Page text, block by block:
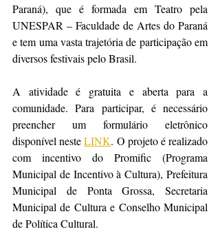
Paraná), que é formada em Teatro pela
UNESPAR – Faculdade de Artes do Paraná
e tem uma vasta trajetória de participação em
diversos festivais pelo Brasil.
A atividade é gratuita e aberta para a
comunidade. Para participar, é necessário
preencher um formulário eletrônico
disponível neste LINK. O projeto é realizado
com incentivo do Promific (Programa
Municipal de Incentivo à Cultura), Prefeitura
Municipal de Ponta Grossa, Secretaria
Municipal de Cultura e Conselho Municipal
de Política Cultural.